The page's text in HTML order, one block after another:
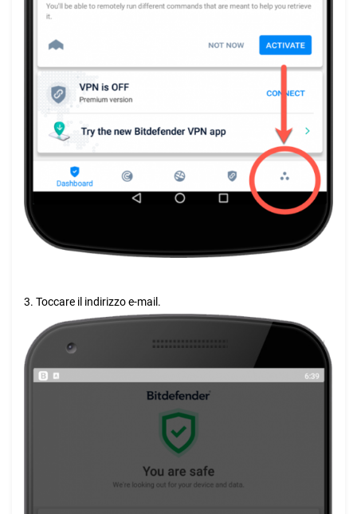
3. Toccare il indirizzo e-mail.